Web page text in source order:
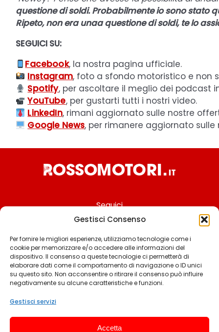
Gestisci Consenso
Per fornire le migliori esperienze, utilizziamo tecnologie come i
cookie per memorizzare e/o accedere alle informazioni del
dispositivo. Il consenso a queste tecnologie ci permetterà di
elaborare dati come il comportamento di navigazione o ID unici
su questo sito. Non acconsentire o ritirare il consenso può influire
negativamente su alcune caratteristiche e funzioni.
Gestisci servizi
Accetta
questione di soldi. Probabilmente io sono stato
Ripeto, non era unaa questione di soldi, te lo
SEGUICI SU:
Facebook, la nostra pagina ufficiale.
Instagram, foto a sfondo motoristico e non
Spotify, per ascoltare il meglio dei podcast
YouTube, per gustarti tutti i nostri video.
LinkedIn, rimani aggiornato sulle nostre
Google News, per rimanere aggiornato
Seguici
Chi siamo
Contattaci
Termini & Condizioni
Privacy policy